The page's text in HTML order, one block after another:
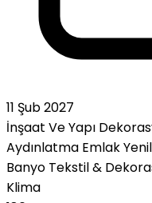
11 Şub 2027
İnşaat Ve Yapı
Aydınlatma Emlak
Banyo Tekstil &
Klima